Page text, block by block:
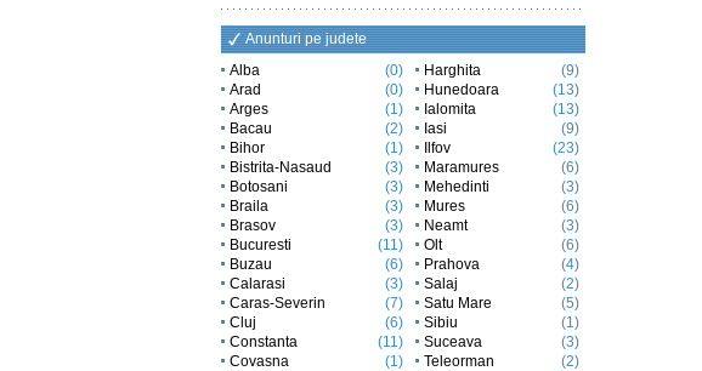
Anunturi pe judete
Alba
(0)
Arad
(0)
Arges
(1)
Bacau
(2)
Bihor
(1)
Bistrita-Nasaud
(3)
Botosani
(3)
Braila
(3)
Brasov
(3)
Bucuresti
(11)
Buzau
(6)
Calarasi
(3)
Caras-Severin
(7)
Cluj
(6)
Constanta
(11)
Covasna
(1)
Harghita
(9)
Hunedoara
(13)
Ialomita
(13)
Iasi
(9)
Ilfov
(23)
Maramures
(6)
Mehedinti
(3)
Mures
(6)
Neamt
(3)
Olt
(6)
Prahova
(4)
Salaj
(2)
Satu Mare
(5)
Sibiu
(1)
Suceava
(3)
Teleorman
(2)